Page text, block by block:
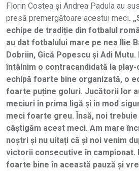
Florin Costea și Andrea Padula au
presă premergătoare acestui meci.
echipe de tradiție din fotbalul
au dat fotbalului mare pe nea Ilie
Dobriin, Gică Popescu și Adi
întâlnim o contracandidată la
echipă foarte bine organizată, o
foarte puține goluri. Jucătorii lor
meciuri în prima ligă și în mod
meci foarte greu. Însă, noi trebuie
câștigăm acest meci. Am mare
noștri și nu uitați că și noi venim
victorii consecutive în campionat.
foarte bine în această pauză și